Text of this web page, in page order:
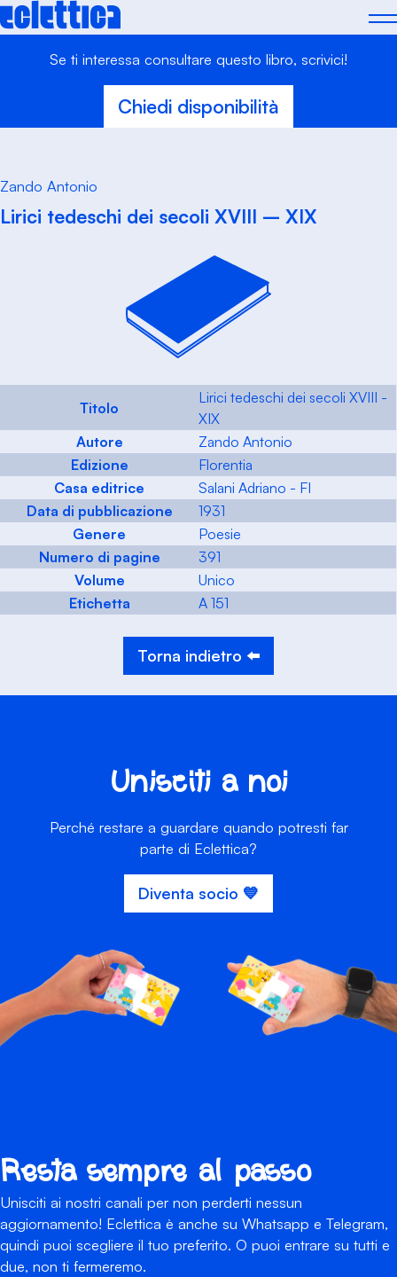
Skip
to
Se ti interessa consultare questo libro, scrivici!
Chiedi disponibilità
Zando Antonio
Lirici tedeschi dei secoli XVIII – XIX
Titolo
Lirici tedeschi dei secoli XVIII -
XIX
Autore
Zando Antonio
Edizione
Florentia
Casa editrice
Salani Adriano - FI
Data di pubblicazione
1931
Genere
Poesie
Numero di pagine
391
Volume
Unico
Etichetta
A 151
Torna indietro ⬅️
Unisciti a noi
Perché restare a guardare quando potresti far
parte di Eclettica?
Diventa socio 💙
Resta sempre al passo
Unisciti ai nostri canali per non perderti nessun
aggiornamento! Eclettica è anche su Whatsapp e Telegram,
quindi puoi scegliere il tuo preferito. O puoi entrare su tutti e
due, non ti fermeremo.